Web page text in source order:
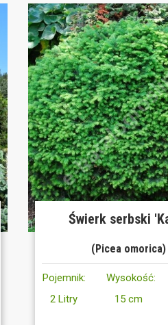
Świerk serbski
(Picea omorica)
Pojemnik:
2 Litry
Wysokość:
15 cm